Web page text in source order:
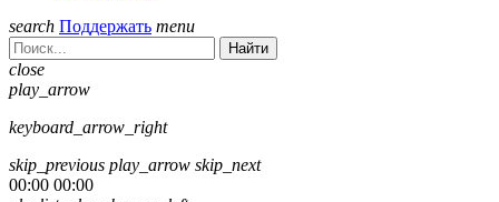
search Поддержать menu
Найти
close
play_arrow
keyboard_arrow_right
skip_previous play_arrow skip_next
00:00 00:00